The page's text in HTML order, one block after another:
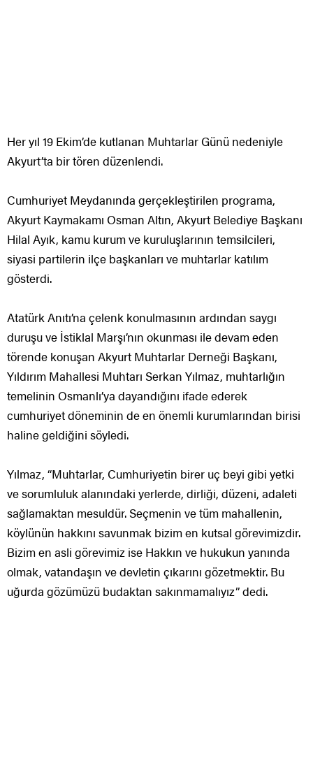
Her yıl 19 Ekim’de kutlanan Muhtarlar Günü nedeniyle
Akyurt’ta bir tören düzenlendi.
Cumhuriyet Meydanında gerçekleştirilen programa,
Akyurt Kaymakamı Osman Altın, Akyurt Belediye Başkanı
Hilal Ayık, kamu kurum ve kuruluşlarının temsilcileri,
siyasi partilerin ilçe başkanları ve muhtarlar katılım
gösterdi.
Atatürk Anıtı’na çelenk konulmasının ardından saygı
duruşu ve İstiklal Marşı’nın okunması ile devam eden
törende konuşan Akyurt Muhtarlar Derneği Başkanı,
Yıldırım Mahallesi Muhtarı Serkan Yılmaz, muhtarlığın
temelinin Osmanlı’ya dayandığını ifade ederek
cumhuriyet döneminin de en önemli kurumlarından birisi
haline geldiğini söyledi.
Yılmaz, “Muhtarlar, Cumhuriyetin birer uç beyi gibi yetki
ve sorumluluk alanındaki yerlerde, dirliği, düzeni, adaleti
sağlamaktan mesuldür. Seçmenin ve tüm mahallenin,
köylünün hakkını savunmak bizim en kutsal görevimizdir.
Bizim en asli görevimiz ise Hakkın ve hukukun yanında
olmak, vatandaşın ve devletin çıkarını gözetmektir. Bu
uğurda gözümüzü budaktan sakınmamalıyız” dedi.